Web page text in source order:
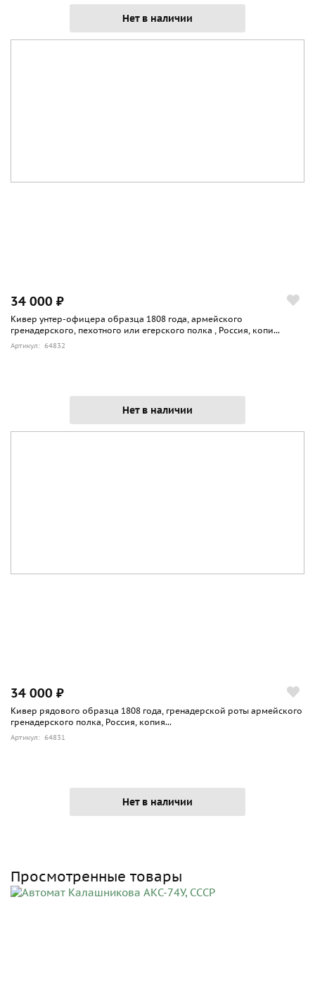
Нет в наличии
34 000 ₽
Кивер унтер-офицера образца 1808 года, армейского
гренадерского, пехотного или егерского полка , Россия, копи...
Артикул: 64832
Нет в наличии
34 000 ₽
Кивер рядового образца 1808 года, гренадерской роты армейского
гренадерского полка, Россия, копия...
Артикул: 64831
Нет в наличии
Просмотренные товары